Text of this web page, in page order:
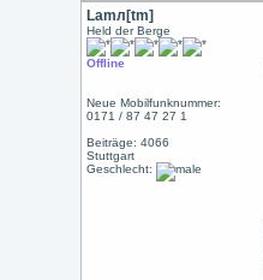
Lamл[tm]
Held der Berge
Offline
Neue Mobilfunknummer:
0171 / 87 47 27 1
Beiträge: 4066
Stuttgart
Geschlecht: